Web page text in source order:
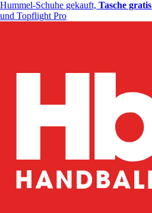
Hummel-Schuhe gekauft, Tasche gratis
und Topflight Pro